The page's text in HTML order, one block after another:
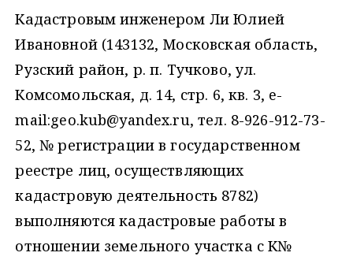
Кадастровым инженером Ли Юлией
Ивановной (143132, Московская область,
Рузский район, р. п. Тучково, ул.
Комсомольская, д. 14, стр. 6, кв. 3, e-
mail:geo.kub@yandex.ru, тел. 8-926-912-73-
52, № регистрации в государственном
реестре лиц, осуществляющих
кадастровую деятельность 8782)
выполняются кадастровые работы в
отношении земельного участка с К№